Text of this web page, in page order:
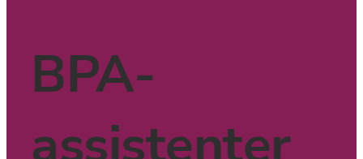
BPA-